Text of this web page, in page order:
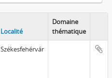
Localité
Domaine
thématique
Székesfehérvár